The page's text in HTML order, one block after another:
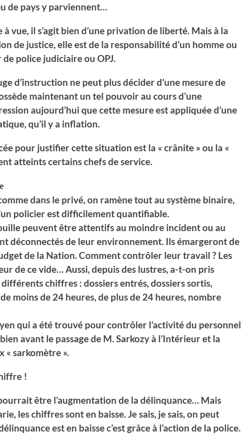
de pays y parviennent…
vue, il s’agit bien d’une privation de liberté. Mais à la
de justice, elle est de la responsabilité d’un homme ou
de police judiciaire ou OPJ.
d’instruction ne peut plus décider d’une mesure de
maintenant un tel pouvoir au cours d’une
aujourd’hui que cette mesure est appliquée d’une
qu’il y a inflation.
pour justifier cette situation est la « crânite » ou la «
atteints certains chefs de service.
dans le privé, on ramène tout au système binaire,
policier est difficilement quantifiable.
peuvent être attentifs au moindre incident ou au
déconnectés de leur environnement. Ils émargeront de
de la Nation. Comment contrôler leur travail ? Les
de ce vide… Aussi, depuis des lustres, a-t-on pris
chiffres : dossiers entrés, dossiers sortis,
moins de 24 heures, de plus de 24 heures, nombre
qui a été trouvé pour contrôler l’activité du personnel
avant le passage de M. Sarkozy à l’Intérieur et la
« sarkomètre ».
!
être l’augmentation de la délinquance… Mais
les chiffres sont en baisse. Je sais, je sais, on peut
est en baisse c’est grâce à l’action de la police.